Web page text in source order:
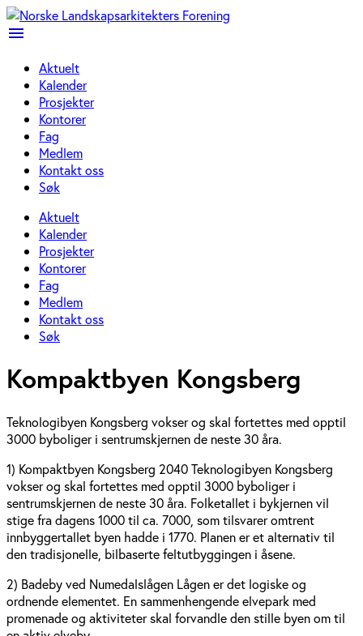
menu
Aktuelt
Kalender
Prosjekter
Kontorer
Fag
Medlem
Kontakt oss
Søk
Aktuelt
Kalender
Prosjekter
Kontorer
Fag
Medlem
Kontakt oss
Søk
Kompaktbyen Kongsberg
Teknologibyen Kongsberg vokser og skal fortettes med opptil
3000 byboliger i sentrumskjernen de neste 30 åra.
1) Kompaktbyen Kongsberg 2040 Teknologibyen Kongsberg
vokser og skal fortettes med opptil 3000 byboliger i
sentrumskjernen de neste 30 åra. Folketallet i bykjernen vil
stige fra dagens 1000 til ca. 7000, som tilsvarer omtrent
innbyggertallet byen hadde i 1770. Planen er et alternativ til
den tradisjonelle, bilbaserte feltutbyggingen i åsene.
2) Badeby ved Numedalslågen Lågen er det logiske og
ordnende elementet. En sammenhengende elvepark med
promenade og aktiviteter skal forvandle den stille byen om til